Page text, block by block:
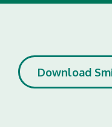
Download